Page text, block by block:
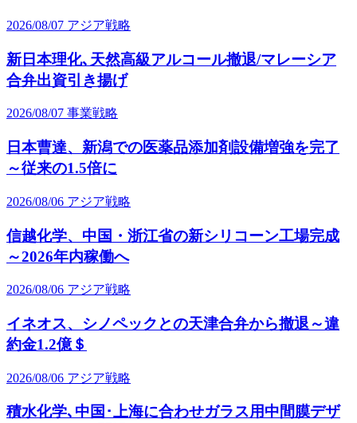
2026/08/07 アジア戦略
新日本理化､天然高級アルコール撤退/マレーシア
合弁出資引き揚げ
2026/08/07 事業戦略
日本曹達、新潟での医薬品添加剤設備増強を完了
～従来の1.5倍に
2026/08/06 アジア戦略
信越化学、中国・浙江省の新シリコーン工場完成
～2026年内稼働へ
2026/08/06 アジア戦略
イネオス、シノペックとの天津合弁から撤退～違
約金1.2億＄
2026/08/06 アジア戦略
積水化学､中国･上海に合わせガラス用中間膜デザ